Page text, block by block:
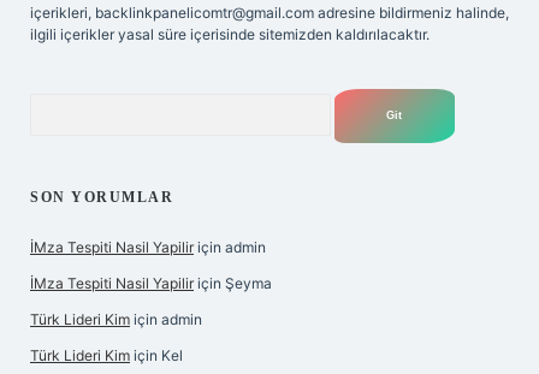
içerikleri, backlinkpanelicomtr@gmail.com adresine bildirmeniz halinde,
ilgili içerikler yasal süre içerisinde sitemizden kaldırılacaktır.
SON YORUMLAR
İMza Tespiti Nasil Yapilir için admin
İMza Tespiti Nasil Yapilir için Şeyma
Türk Lideri Kim için admin
Türk Lideri Kim için Kel